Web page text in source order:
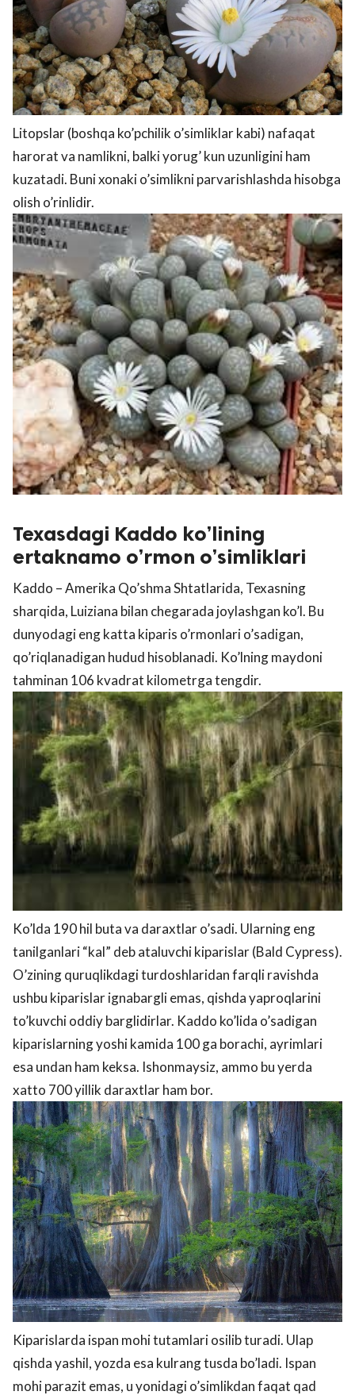
Litopslar (boshqa ko’pchilik o’simliklar kabi) nafaqat
harorat va namlikni, balki yorug’ kun uzunligini ham
kuzatadi. Buni xonaki o’simlikni parvarishlashda hisobga
olish o’rinlidir.
Texasdagi Kaddo ko’lining
ertaknamo o’rmon o’simliklari
Kaddo – Amerika Qo’shma Shtatlarida, Texasning
sharqida, Luiziana bilan chegarada joylashgan ko’l. Bu
dunyodagi eng katta kiparis o’rmonlari o’sadigan,
qo’riqlanadigan hudud hisoblanadi. Ko’lning maydoni
tahminan 106 kvadrat kilometrga tengdir.
Ko’lda 190 hil buta va daraxtlar o’sadi. Ularning eng
tanilganlari “kal” deb ataluvchi kiparislar (Bald Cypress).
O’zining quruqlikdagi turdoshlaridan farqli ravishda
ushbu kiparislar ignabargli emas, qishda yaproqlarini
to’kuvchi oddiy barglidirlar. Kaddo ko’lida o’sadigan
kiparislarning yoshi kamida 100 ga borachi, ayrimlari
esa undan ham keksa. Ishonmaysiz, ammo bu yerda
xatto 700 yillik daraxtlar ham bor.
Kiparislarda ispan mohi tutamlari osilib turadi. Ulaр
qishda yashil, yozda esa kulrang tusda bo’ladi. Ispan
mohi parazit emas, u yonidagi o’simlikdan faqat qad